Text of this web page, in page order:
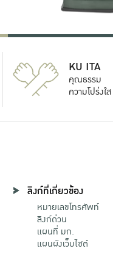
KU ITA
คุณธรรม
ความโปร่งใส
ลิงก์ที่เกี่ยวข้อง
หมายเลขโทรศัพท์
ลิงก์ด่วน
แผนที่ มก.
แผนผังเว็บไซต์